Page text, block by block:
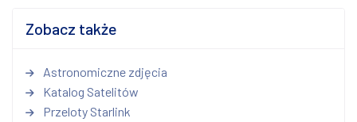
Zobacz także
Astronomiczne zdjęcia
Katalog Satelitów
Przeloty Starlink